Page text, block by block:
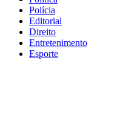
Polícia
Editorial
Direito
Entretenimento
Esporte